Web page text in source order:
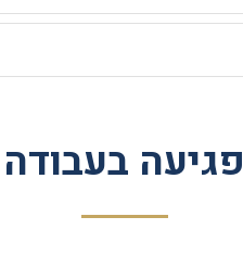
פגיעה בעבודה